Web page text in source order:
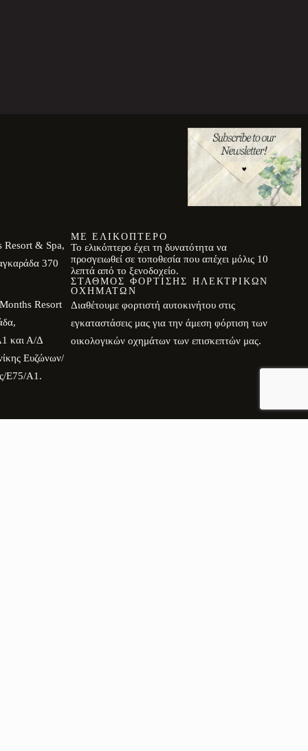
Resort & Spa,
370
Resort
και Α/Δ
Ευζώνων/
E75/Α1.
ΜΕ ΕΛΙΚΌΠΤΕΡΟ
Το ελικόπτερο έχει τη δυνατότητα να
προσγειωθεί σε τοποθεσία που απέχει μόλις 10
λεπτά από το ξενοδοχείο.
ΣΤΑΘΜΌΣ ΦΌΡΤΙΣΗΣ ΗΛΕΚΤΡΙΚΏΝ
ΟΧΗΜΆΤΩΝ
Διαθέτουμε φορτιστή αυτοκινήτου στις
εγκαταστάσεις μας για την άμεση φόρτιση των
οικολογικών οχημάτων των επισκεπτών μας.